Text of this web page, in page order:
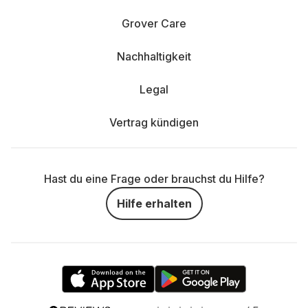
Grover Care
Nachhaltigkeit
Legal
Vertrag kündigen
Hast du eine Frage oder brauchst du Hilfe?
Hilfe erhalten